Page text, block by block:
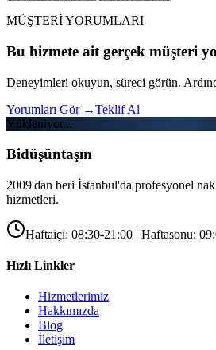
MÜŞTERİ YORUMLARI
Bu hizmete ait gerçek müşteri
Deneyimleri okuyun, süreci görün.
Yorumları Gör →Teklif Al
Yükleniyor...
Bidüşüntaşın
2009'dan beri İstanbul'da profesyonel
hizmetleri.
Haftaiçi: 08:30-21:00 | Haftasonu:
Hızlı Linkler
Hizmetlerimiz
Hakkımızda
Blog
İletişim